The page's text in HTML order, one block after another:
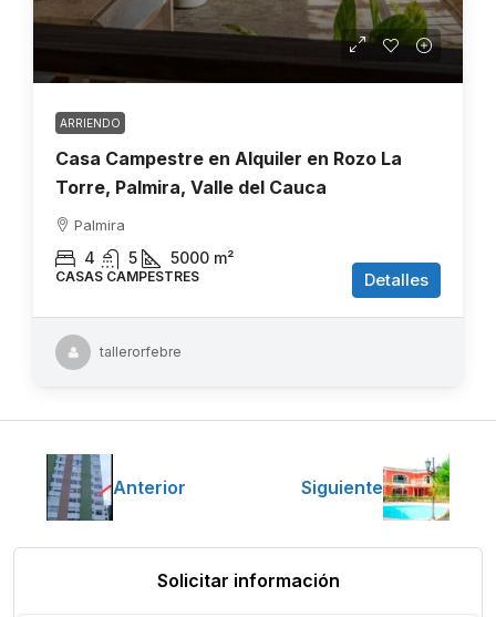
ARRIENDO
Casa Campestre en Alquiler en Rozo La
Torre, Palmira, Valle del Cauca
Palmira
4 5 5000 m²
CASAS CAMPESTRES Detalles
tallerorfebre
Anterior Siguiente
Solicitar información